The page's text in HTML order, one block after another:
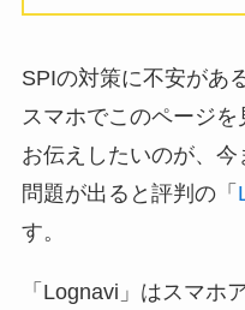
SPIの対策に不安があ
スマホでこのページ
お伝えしたいのが、
問題が出ると評判の「
す。
「Lognavi」はスマホ